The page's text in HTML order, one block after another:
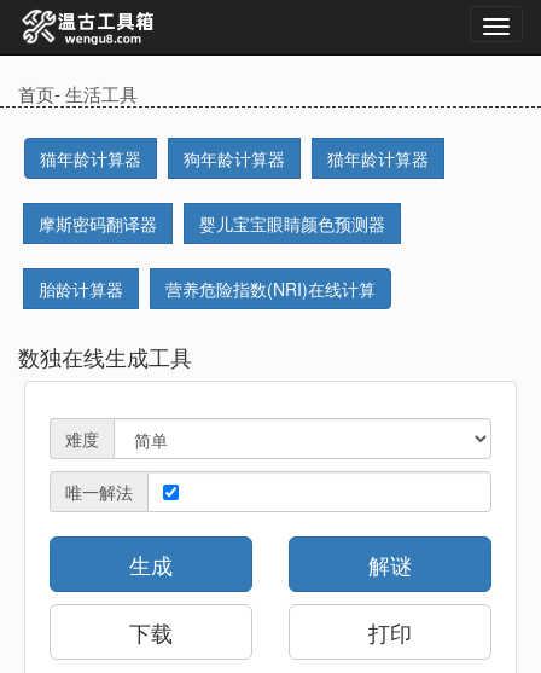
首页-生活工具
猫年龄计算器 狗年龄计算器 猫年龄计算器
摩斯密码翻译器 婴儿宝宝眼睛颜色预测器
胎龄计算器 营养危险指数(NRI)在线计算
数独在线生成工具
难度
唯一解法
生成 解谜
下载 打印